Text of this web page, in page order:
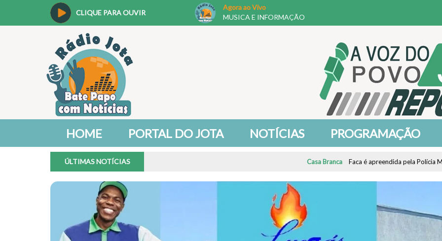
CLIQUE PARA OUVIR
Agora ao Vivo
MUSICA E INFORMAÇÃO
HOME PORTAL DO JOTA NOTÍCIAS PROGRAMAÇÃO
ÚLTIMAS NOTÍCIAS Faca é apreendida pela Polícia Militar após ocorrência de